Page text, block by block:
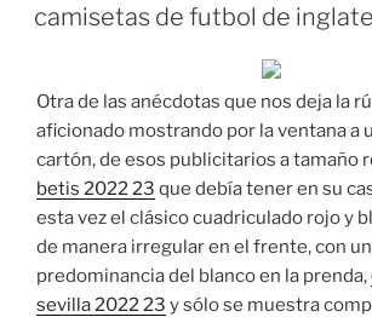
camisetas de futbol de
Otra de las anécdotas que nos deja la
aficionado mostrando por la ventana a
cartón, de esos publicitarios a tamaño
betis 2022 23 que debía tener en su
esta vez el clásico cuadriculado rojo y
de manera irregular en el frente, con
predominancia del blanco en la prenda,
sevilla 2022 23 y sólo se muestra